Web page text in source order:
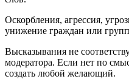
Оскорбления, агрессия,
унижение граждан или
Высказывания не
модератора. Если нет по
создать любой желающий.